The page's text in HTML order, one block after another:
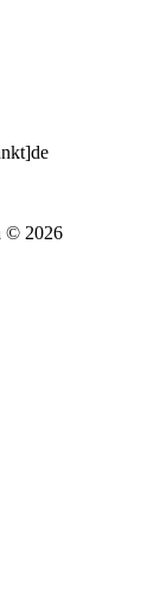
© 2026